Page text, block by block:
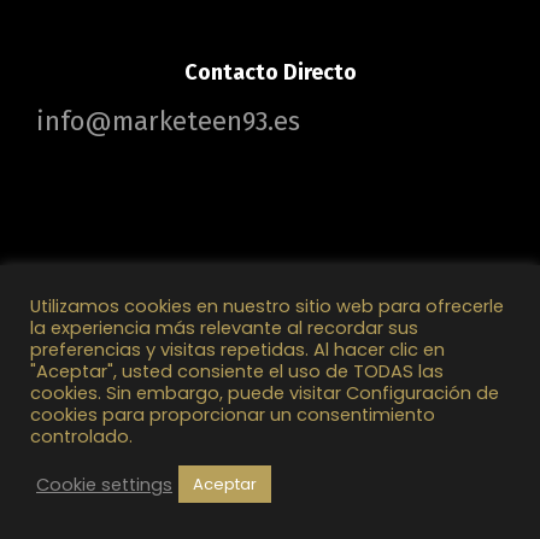
Contacto Directo
info@marketeen93.es
Marketeen93 2025 © Todos los Derechos Reservados
Utilizamos cookies en nuestro sitio web para ofrecerle
la experiencia más relevante al recordar sus
preferencias y visitas repetidas. Al hacer clic en
"Aceptar", usted consiente el uso de TODAS las
cookies. Sin embargo, puede visitar Configuración de
cookies para proporcionar un consentimiento
controlado.
Cookie settings
Aceptar